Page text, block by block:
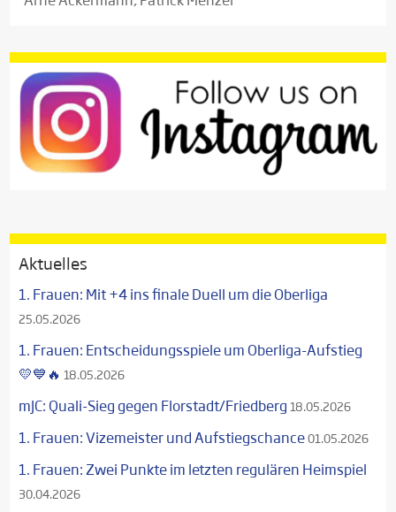
Aktuelles
1. Frauen: Mit +4 ins finale Duell um die Oberliga
25.05.2026
1. Frauen: Entscheidungsspiele um Oberliga-Aufstieg
💛💙🔥 18.05.2026
mJC: Quali-Sieg gegen Florstadt/Friedberg 18.05.2026
1. Frauen: Vizemeister und Aufstiegschance01.05.2026
1. Frauen: Zwei Punkte im letzten regulären Heimspiel
30.04.2026